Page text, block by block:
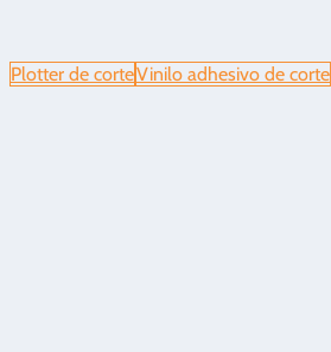
Plotter de corteVinilo adhesivo de corte